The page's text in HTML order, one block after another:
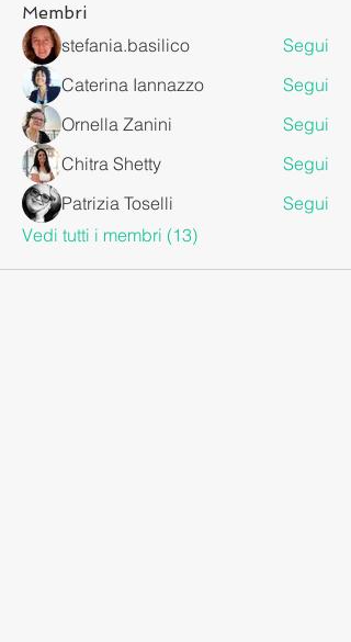
Membri
stefania.basilico
Segui
Caterina Iannazzo
Segui
Ornella Zanini
Segui
Chitra Shetty
Segui
Patrizia Toselli
Segui
Vedi tutti i membri (13)